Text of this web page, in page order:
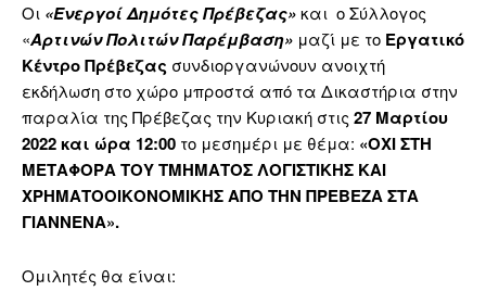
Οι «Ενεργοί Δημότες Πρέβεζας»και ο Σύλλογος
«Αρτινών Πολιτών Παρέμβαση» μαζί με το Εργατικό
Κέντρο Πρέβεζας συνδιοργανώνουν ανοιχτή
εκδήλωση στο χώρο μπροστά από τα Δικαστήρια στην
παραλία της Πρέβεζας την Κυριακή στις 27 Μαρτίου
2022 και ώρα 12:00 το μεσημέρι με θέμα: «ΟΧΙ ΣΤΗ
ΜΕΤΑΦΟΡΑ ΤΟΥ ΤΜΗΜΑΤΟΣ ΛΟΓΙΣΤΙΚΗΣ ΚΑΙ
ΧΡΗΜΑΤΟΟΙΚΟΝΟΜΙΚΗΣ ΑΠΟ ΤΗΝ ΠΡΕΒΕΖΑ ΣΤΑ
ΓΙΑΝΝΕΝΑ».
Ομιλητές θα είναι: